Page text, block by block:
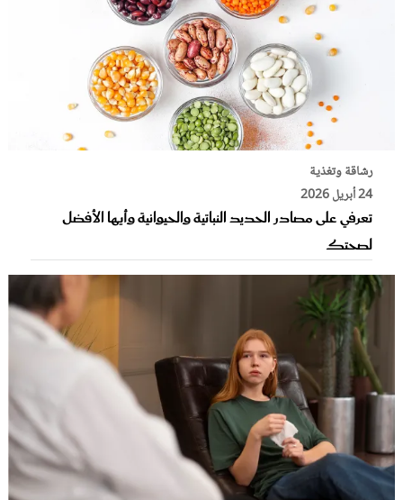
رشاقة وتغذية
24 أبريل 2026
تعرفي على مصادر الحديد النباتية والحيوانية وأيها الأفضل
لصحتك